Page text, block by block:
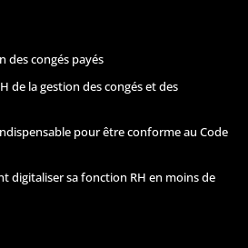
des congés payés
de la gestion des congés et des
pour être conforme au Code
digitaliser sa fonction RH en moins de